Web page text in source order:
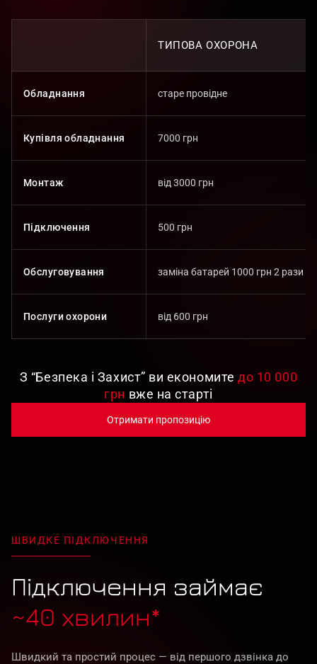
ТИПОВА ОХОРОНА
Обладнання старе провідне
Купівля обладнання 7000 грн
Монтаж від 3000 грн
Підключення 500 грн
Обслуговування заміна батарей 1000 грн 2 рази на
Послуги охорони від 600 грн
З “Безпека і Захист” ви економитедо 10 000
грн вже на старті
Отримати пропозицію
ШВИДКЕ ПІДКЛЮЧЕННЯ
Підключення займає
~40 хвилин*
Швидкий та простий процес — від першого дзвінка до